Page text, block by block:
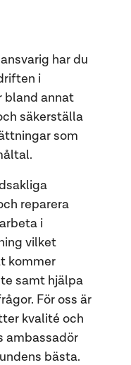
har du
i
bland annat
säkerställa
som
reparera
i
vilket
kommer
samt hjälpa
För oss är
kvalité och
ambassadör
bästa.